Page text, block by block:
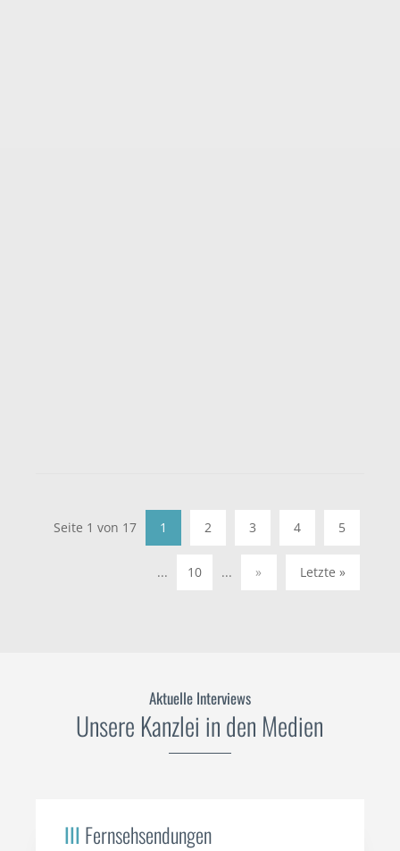
Seite 1 von 17 1 2 3 4 5
... 10 ... » Letzte »
Aktuelle Interviews
Unsere Kanzlei in den Medien
III Fernsehsendungen